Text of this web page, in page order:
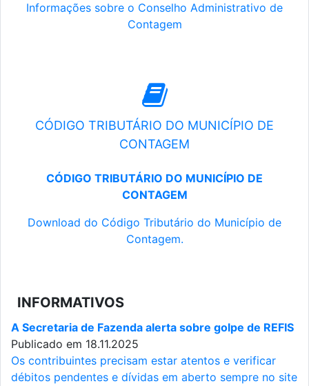
Informações sobre o Conselho Administrativo de
Contagem
CÓDIGO TRIBUTÁRIO DO MUNICÍPIO DE
CONTAGEM
CÓDIGO TRIBUTÁRIO DO MUNICÍPIO DE
CONTAGEM
Download do Código Tributário do Município de
Contagem.
INFORMATIVOS
A Secretaria de Fazenda alerta sobre golpe de REFIS
Publicado em 18.11.2025
Os contribuintes precisam estar atentos e verificar
débitos pendentes e dívidas em aberto sempre no site